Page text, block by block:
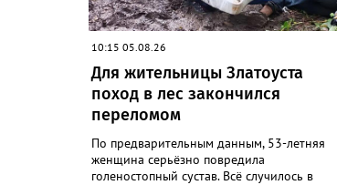
10:15 05.08.26
Для жительницы Златоуста
поход в лес закончился
переломом
По предварительным данным, 53-летняя
женщина серьёзно повредила
голеностопный сустав. Всё случилось в